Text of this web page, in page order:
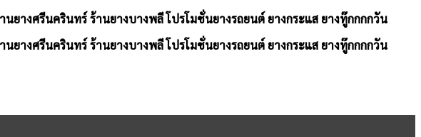
ยางศรีนครินทร์ ร้านยางบางพลี โปรโมชั่นยางรถยนต์ ยางกระแส ยางทู๊กกกกวัน
ยางศรีนครินทร์ ร้านยางบางพลี โปรโมชั่นยางรถยนต์ ยางกระแส ยางทู๊กกกกวัน